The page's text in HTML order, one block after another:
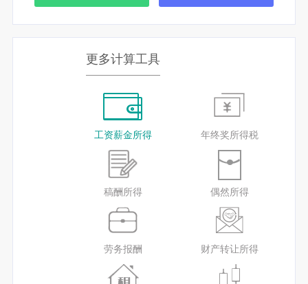
更多计算工具
工资薪金所得 年终奖所得税
稿酬所得 偶然所得
劳务报酬 财产转让所得